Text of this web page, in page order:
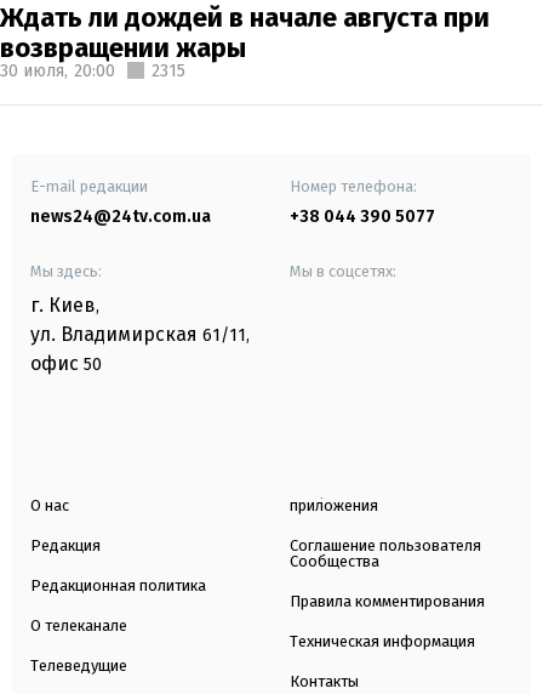
Ждать ли дождей в начале августа при
возвращении жары
30 июля, 20:00 2315
E-mail редакции
news24@24tv.com.ua
Номер телефона:
+38 044 390 5077
Мы здесь:
г. Киев,
ул. Владимирская 61/11,
офис 50
Мы в соцсетях:
О нас
Редакция
Редакционная политика
О телеканале
Телеведущие
приложения
Соглашение пользователя
Сообщества
Правила комментирования
Техническая информация
Контакты